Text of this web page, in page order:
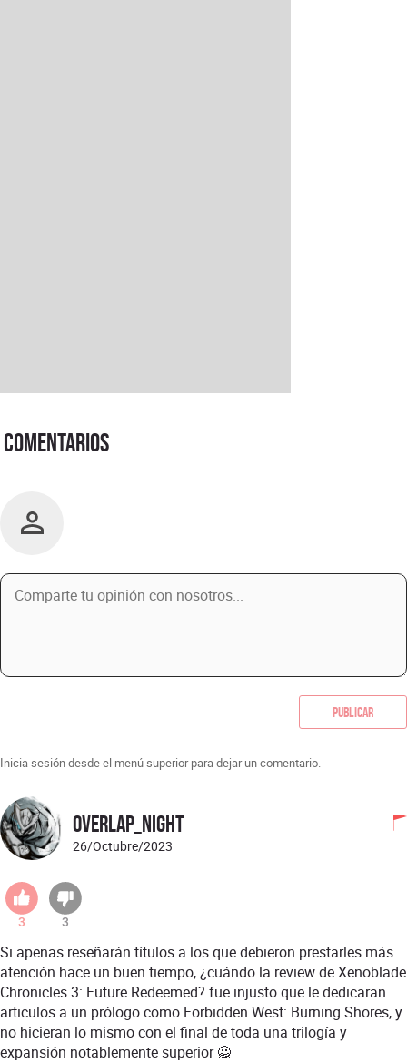
Comentarios
Publicar
Inicia sesión desde el menú superior para dejar un comentario.
Overlap_Night
26/Octubre/2023
3 3
Si apenas reseñarán títulos a los que debieron prestarles más
atención hace un buen tiempo, ¿cuándo la review de Xenoblade
Chronicles 3: Future Redeemed? fue injusto que le dedicaran
articulos a un prólogo como Forbidden West: Burning Shores, y
no hicieran lo mismo con el final de toda una trilogía y
expansión notablemente superior 🙅